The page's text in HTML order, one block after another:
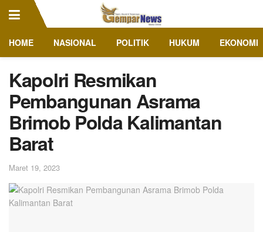
HOME NASIONAL POLITIK HUKUM EKONOMI
Kapolri Resmikan
Pembangunan Asrama
Brimob Polda Kalimantan
Barat
Maret 19, 2023